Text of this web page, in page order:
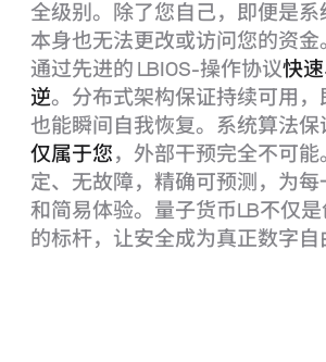
全级别。除了您自己，即便是
本身也无法更改或访问您的资金
通过先进的 LBIOS‑操作协议快
逆。分布式架构保证持续可用
也能瞬间自我恢复。系统算法保
仅属于您，外部干预完全不可
定、无故障，精确可预测，为
和简易体验。量子货币LB不仅
的标杆，让安全成为真正数字自